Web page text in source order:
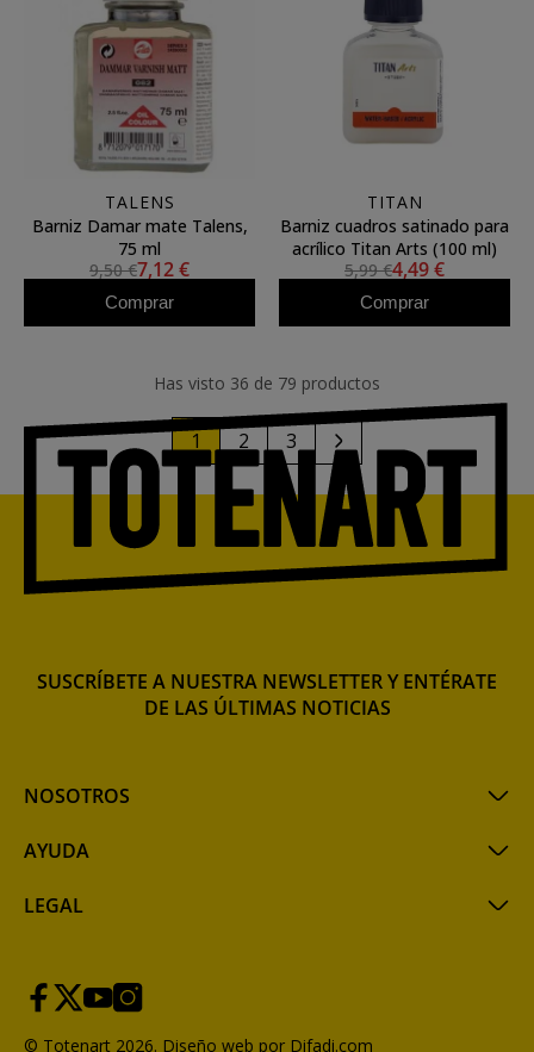
TALENS
Barniz Damar mate Talens,
75 ml
9,50 €7,12 €
Comprar
TITAN
Barniz cuadros satinado para
acrílico Titan Arts (100 ml)
5,99 €4,49 €
Comprar
Has visto 36 de 79 productos
1 2 3
NOSOTROS
AYUDA
LEGAL
SUSCRÍBETE A NUESTRA NEWSLETTER Y ENTÉRATE
DE LAS ÚLTIMAS NOTICIAS
© Totenart 2026. Diseño web por Difadi.com